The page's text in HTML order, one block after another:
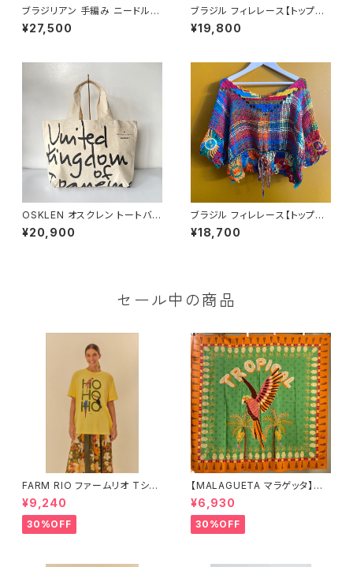
ブラジリアン 手編み ニードルレ
ース リネン レース袖トップス
ホワイト
¥27,500
ブラジル フィレレース【トップス
25】
¥19,800
OSKLEN オスクレン トートバッ
グ United Kingdom of Ipan
eman オフホワイト
¥20,900
ブラジル フィレレース【トップス
19】
¥18,700
セール中の商品
FARM RIO ファームリオ Tシャ
ツ HOHOHO
¥9,240
30%OFF
【MALAGUETA マラゲッタ】カ
ンガ TROPICAL
¥6,930
30%OFF